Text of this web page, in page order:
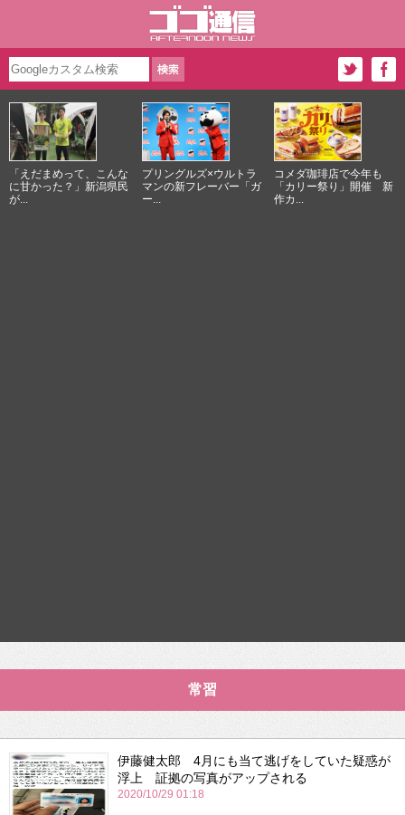
「えだまめって、こんな
に甘かった？」新潟県民
が...
プリングルズ×ウルトラ
マンの新フレーバー「ガ
ー...
コメダ珈琲店で今年も
「カリー祭り」開催 新
作カ...
常習
伊藤健太郎 4月にも当て逃げをしていた疑惑が
浮上 証拠の写真がアップされる
2020/10/29 01:18